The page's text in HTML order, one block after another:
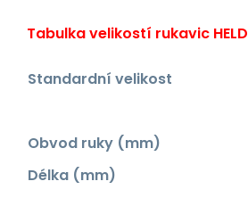
Tabulka velikostí rukavic HELD
Standardní velikost
Obvod ruky (mm)
Délka (mm)